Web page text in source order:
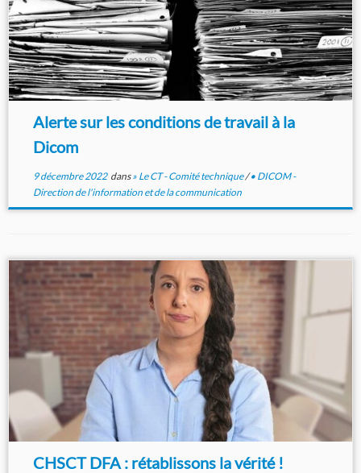
Alerte sur les conditions de travail à la
Dicom
9 décembre 2022dans» Le CT - Comité technique/• DICOM -
Direction de l'information et de la communication
CHSCT DFA : rétablissons la vérité !